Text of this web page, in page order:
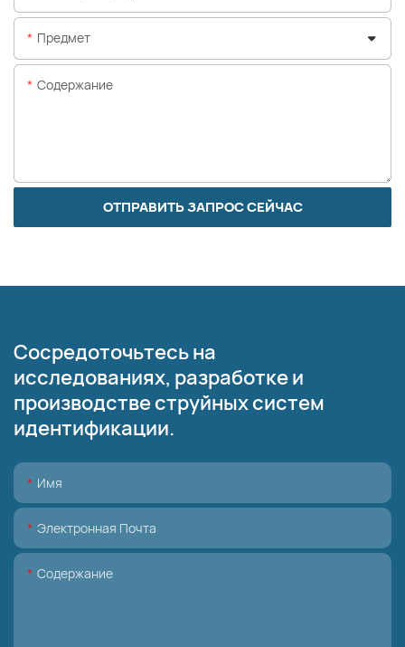
Предмет
Содержание
ОТПРАВИТЬ ЗАПРОС СЕЙЧАС
Сосредоточьтесь на
исследованиях, разработке и
производстве струйных систем
идентификации.
Имя
Электронная Почта
Содержание